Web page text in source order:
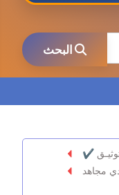
البحث
✔
مجاهد